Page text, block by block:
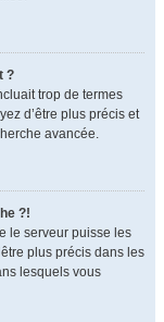
?
trop de termes
d’être plus précis et
avancée.
?!
le serveur puisse les
plus précis dans les
lesquels vous